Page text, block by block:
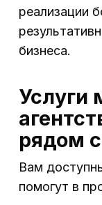
реализации
бизнеса.
Услуги
рядом
Вам
помогут в